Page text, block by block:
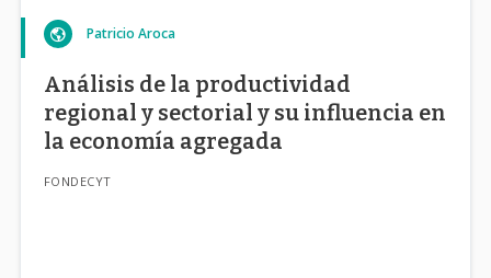
Patricio Aroca
Análisis de la productividad
regional y sectorial y su influencia en
la economía agregada
FONDECYT